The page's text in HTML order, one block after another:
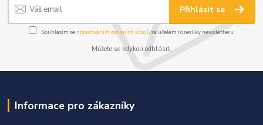
Přihlásit se
Souhlasím se zpracováním osobních údajůza účelem rozesílky newsletteru.
Můžete se kdykoli odhlásit.
Informace pro zákazníky